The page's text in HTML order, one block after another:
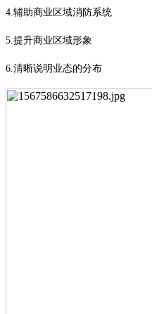
4. 辅助商业区域消防系统
5. 提升商业区域形象
6. 清晰说明业态的分布